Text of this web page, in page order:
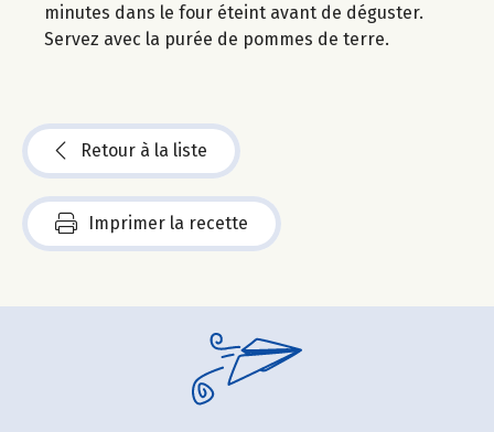
minutes dans le four éteint avant de déguster.
Servez avec la purée de pommes de terre.
Retour à la liste
Imprimer la recette